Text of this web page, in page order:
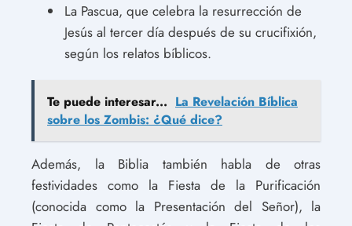
La Pascua, que celebra la resurrección de
Jesús al tercer día después de su crucifixión,
según los relatos bíblicos.
Te puede interesar... La Revelación Bíblica
sobre los Zombis: ¿Qué dice?
Además, la Biblia también habla de otras
festividades como la Fiesta de la Purificación
(conocida como la Presentación del Señor), la